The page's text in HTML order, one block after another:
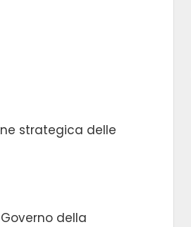
strategica delle
della